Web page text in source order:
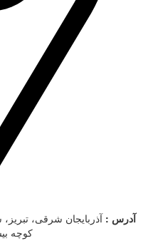
آدرس :
کوچه بیست